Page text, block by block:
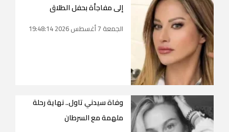
إلى مفاجأة بحفل الطلاق
الجمعة 7 أغسطس 2026 19:48:14
وفاة سيدني تاول.. نهاية رحلة
ملهمة مع السرطان